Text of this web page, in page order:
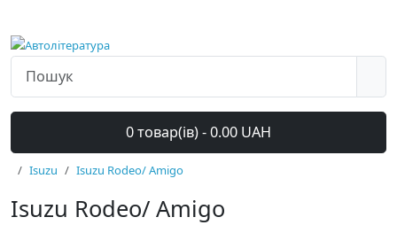
0 товар(ів) - 0.00 UAH
Isuzu Isuzu Rodeo/ Amigo
Isuzu Rodeo/ Amigo